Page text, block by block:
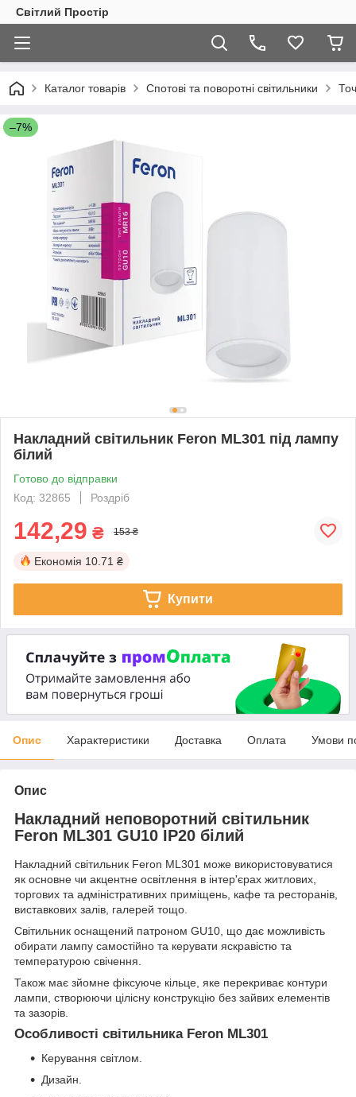
Світлий Простір
Каталог товарів Спотові та поворотні світильники
–7%
Накладний світильник Feron ML301 під лампу
білий
Готово до відправки
Код: 32865
Роздріб
142,29 ₴ 153 ₴
Економія 10.71 ₴
Купити
Опис Характеристики Доставка Оплата Умови
Опис
Накладний неповоротний світильник
Feron ML301 GU10 IP20 білий
Накладний світильник Feron ML301 може використовуватися
як основне чи акцентне освітлення в інтер'єрах житлових,
торгових та адміністративних приміщень, кафе та ресторанів,
виставкових залів, галерей тощо.
Світильник оснащений патроном GU10, що дає можливість
обирати лампу самостійно та керувати яскравістю та
температурою свічення.
Також має зйомне фіксуюче кільце, яке перекриває контури
лампи, створюючи цілісну конструкцію без зайвих елементів
та зазорів.
Особливості світильника Feron ML301
Керування світлом.
Дизайн.